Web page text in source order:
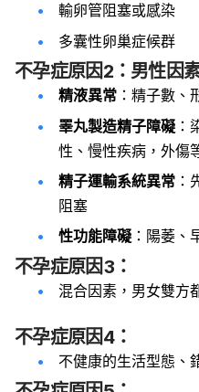
輸卵管阻塞或感染
多囊性卵巢症候群
不孕症原因2：男性因
精液異常 ：精子數、
睪丸製造精子障礙 ：
性、慢性疾病，外傷
精子運輸系統異常 ：
阻塞
性功能障礙 ：陽萎、
不孕症原因3：
混合因素，男女雙方
不孕症原因4：
不健康的生活型態、